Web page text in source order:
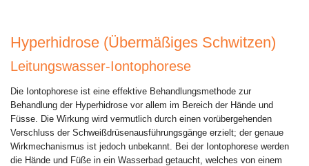
Hyperhidrose (Übermäßiges Schwitzen)
Leitungswasser-Iontophorese
Die Iontophorese ist eine effektive Behandlungsmethode zur
Behandlung der Hyperhidrose vor allem im Bereich der Hände und
Füsse. Die Wirkung wird vermutlich durch einen vorübergehenden
Verschluss der Schweißdrüsenausführungsgänge erzielt; der genaue
Wirkmechanismus ist jedoch unbekannt. Bei der Iontophorese werden
die Hände und Füße in ein Wasserbad getaucht, welches von einem